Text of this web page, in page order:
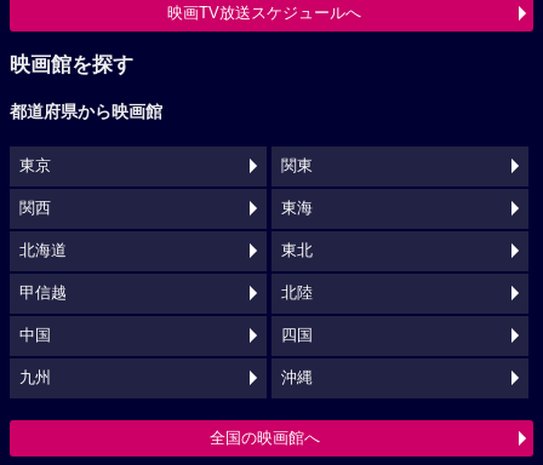
映画TV放送スケジュールへ
映画館を探す
都道府県から映画館
東京 関東
関西 東海
北海道 東北
甲信越 北陸
中国 四国
九州 沖縄
全国の映画館へ